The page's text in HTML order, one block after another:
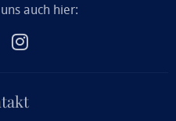
auch hier: